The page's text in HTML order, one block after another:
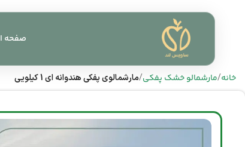
صفحه
خانه مارشمالو خشک پفکی مارشمالوی پفکی هندوانه ای 1 کیلویی